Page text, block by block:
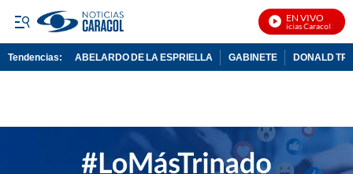
EN VIVO
Noticias Caracol En
Tendencias: ABELARDO DE LA ESPRIELLA GABINETE DONALD